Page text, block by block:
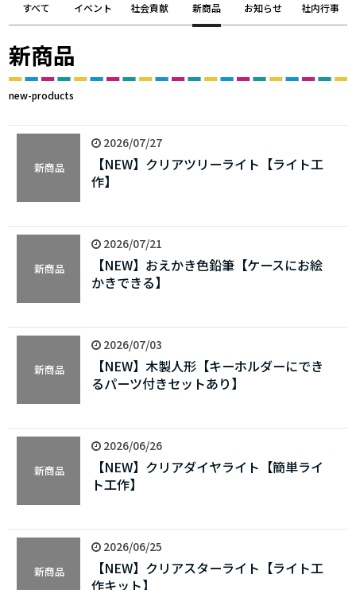
すべて イベント 社会貢献 新商品 お知らせ 社内行事
新商品
new-products
新商品
2026/07/27
【NEW】クリアツリーライト【ライト工
作】
新商品
2026/07/21
【NEW】おえかき色鉛筆【ケースにお絵
かきできる】
新商品
2026/07/03
【NEW】木製人形【キーホルダーにでき
るパーツ付きセットあり】
新商品
2026/06/26
【NEW】クリアダイヤライト【簡単ライ
ト工作】
新商品
2026/06/25
【NEW】クリアスターライト【ライト工
作キット】